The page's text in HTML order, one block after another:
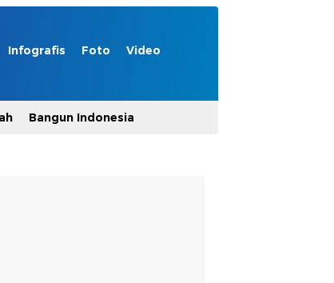
Infografis Foto Video
Bangun Indonesia